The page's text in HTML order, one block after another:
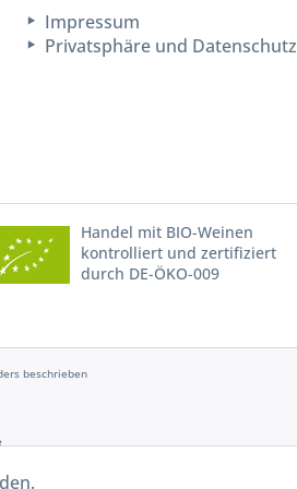
Impressum
Privatsphäre und Datenschutz
Handel mit BIO-Weinen
kontrolliert und zertifiziert
durch DE-ÖKO-009
beschrieben